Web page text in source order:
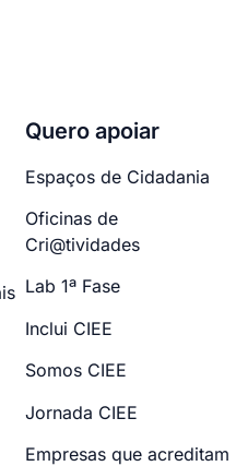
Quero apoiar
Espaços de Cidadania
Oficinas de
Cri@tividades
Lab 1ª Fase
Inclui CIEE
Somos CIEE
Jornada CIEE
Empresas que acreditam